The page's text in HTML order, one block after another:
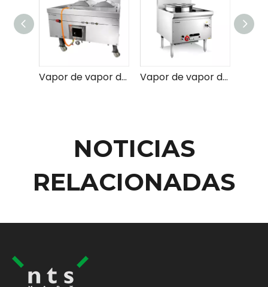
Vapor de vapor de rodillo de arroz chino de gas para la venta Vapor de vapor de dim sum compacto (tipo de olla)
NOTICIAS
RELACIONADAS